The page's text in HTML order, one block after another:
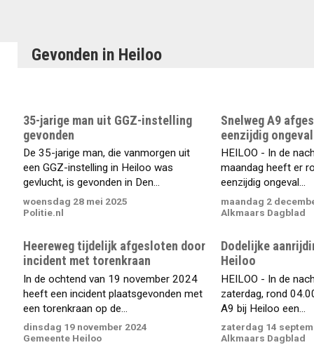
Gevonden in Heiloo
35-jarige man uit GGZ-instelling
gevonden
De 35-jarige man, die vanmorgen uit
een GGZ-instelling in Heiloo was
gevlucht, is gevonden in Den...
woensdag 28 mei 2025
Politie.nl
Snelweg A9
eenzijdig
HEILOO - In de
maandag heeft er
eenzijdig ongeval...
maandag 2
Alkmaars Dagblad
Heereweg tijdelijk afgesloten door
incident met torenkraan
In de ochtend van 19 november 2024
heeft een incident plaatsgevonden met
een torenkraan op de...
dinsdag 19 november 2024
Gemeente Heiloo
Dodelijke
Heiloo
HEILOO - In de
zaterdag, rond
A9 bij Heiloo een...
zaterdag 14
Alkmaars Dagblad